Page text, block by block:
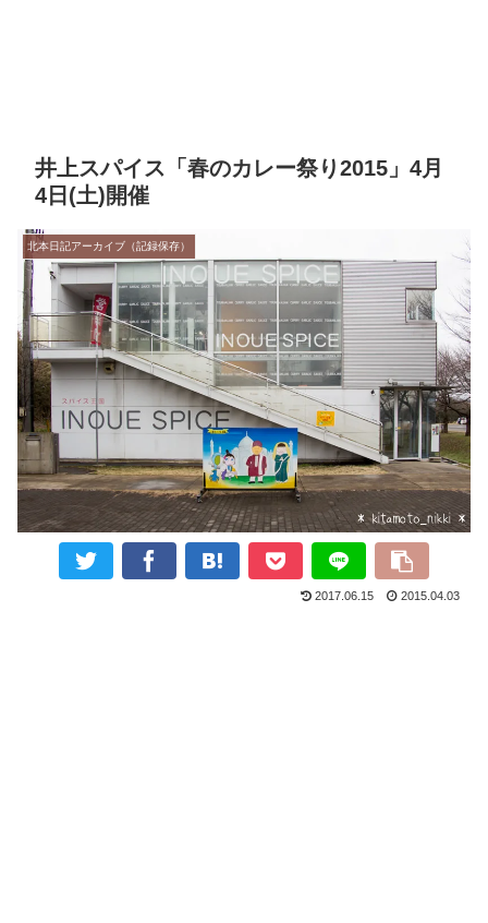
井上スパイス「春のカレー祭り2015」4月
4日(土)開催
北本日記アーカイブ（記録保存）
2017.06.15 2015.04.03